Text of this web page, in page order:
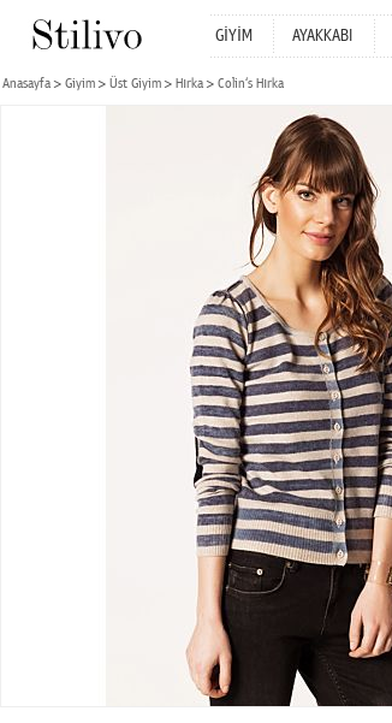
GİYİM AYAKKABI
Anasayfa Giyim Üst Giyim Hırka Colin‘s Hırka